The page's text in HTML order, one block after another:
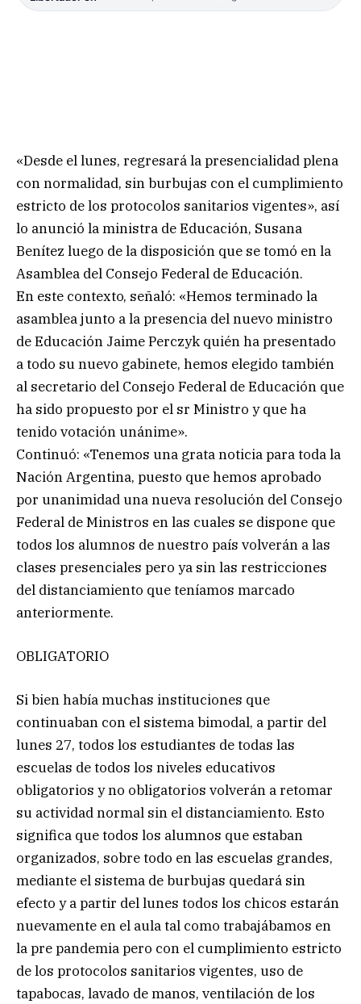
«Desde el lunes, regresará la presencialidad plena
con normalidad, sin burbujas con el cumplimiento
estricto de los protocolos sanitarios vigentes», así
lo anunció la ministra de Educación, Susana
Benítez luego de la disposición que se tomó en la
Asamblea del Consejo Federal de Educación.
En este contexto, señaló: «Hemos terminado la
asamblea junto a la presencia del nuevo ministro
de Educación Jaime Perczyk quién ha presentado
a todo su nuevo gabinete, hemos elegido también
al secretario del Consejo Federal de Educación que
ha sido propuesto por el sr Ministro y que ha
tenido votación unánime».
Continuó: «Tenemos una grata noticia para toda la
Nación Argentina, puesto que hemos aprobado
por unanimidad una nueva resolución del Consejo
Federal de Ministros en las cuales se dispone que
todos los alumnos de nuestro país volverán a las
clases presenciales pero ya sin las restricciones
del distanciamiento que teníamos marcado
anteriormente.
OBLIGATORIO
Si bien había muchas instituciones que
continuaban con el sistema bimodal, a partir del
lunes 27, todos los estudiantes de todas las
escuelas de todos los niveles educativos
obligatorios y no obligatorios volverán a retomar
su actividad normal sin el distanciamiento. Esto
significa que todos los alumnos que estaban
organizados, sobre todo en las escuelas grandes,
mediante el sistema de burbujas quedará sin
efecto y a partir del lunes todos los chicos estarán
nuevamente en el aula tal como trabajábamos en
la pre pandemia pero con el cumplimiento estricto
de los protocolos sanitarios vigentes, uso de
tapabocas, lavado de manos, ventilación de los